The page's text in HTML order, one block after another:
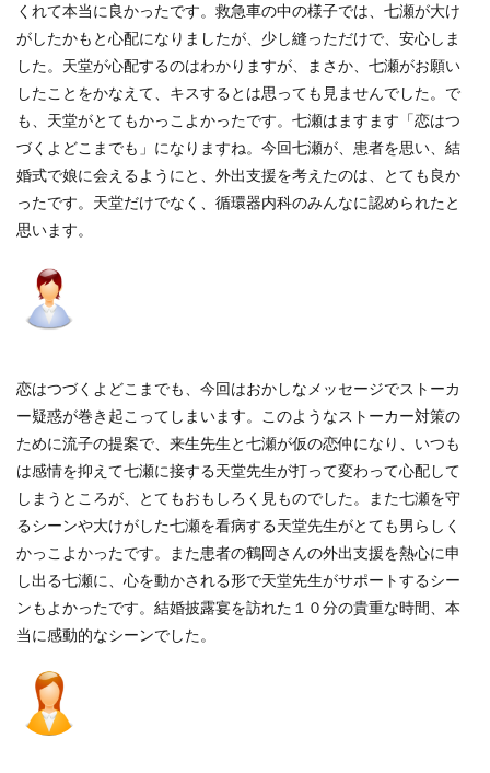
くれて本当に良かったです。救急車の中の様子では、七瀬が大け
がしたかもと心配になりましたが、少し縫っただけで、安心しま
した。天堂が心配するのはわかりますが、まさか、七瀬がお願い
したことをかなえて、キスするとは思っても見ませんでした。で
も、天堂がとてもかっこよかったです。七瀬はますます「恋はつ
づくよどこまでも」になりますね。今回七瀬が、患者を思い、結
婚式で娘に会えるようにと、外出支援を考えたのは、とても良か
ったです。天堂だけでなく、循環器内科のみんなに認められたと
思います。
恋はつづくよどこまでも、今回はおかしなメッセージでストーカ
ー疑惑が巻き起こってしまいます。このようなストーカー対策の
ために流子の提案で、来生先生と七瀬が仮の恋仲になり、いつも
は感情を抑えて七瀬に接する天堂先生が打って変わって心配して
しまうところが、とてもおもしろく見ものでした。また七瀬を守
るシーンや大けがした七瀬を看病する天堂先生がとても男らしく
かっこよかったです。また患者の鶴岡さんの外出支援を熱心に申
し出る七瀬に、心を動かされる形で天堂先生がサポートするシー
ンもよかったです。結婚披露宴を訪れた１０分の貴重な時間、本
当に感動的なシーンでした。